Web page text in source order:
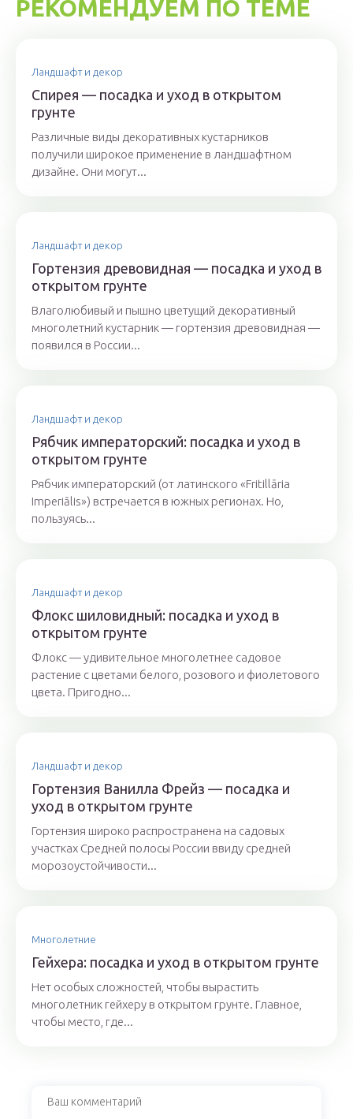
РЕКОМЕНДУЕМ ПО ТЕМЕ
Ландшафт и декор
Спирея — посадка и уход в открытом
грунте
Различные виды декоративных кустарников
получили широкое применение в ландшафтном
дизайне. Они могут...
Ландшафт и декор
Гортензия древовидная — посадка и уход в
открытом грунте
Влаголюбивый и пышно цветущий декоративный
многолетний кустарник — гортензия древовидная —
появился в России...
Ландшафт и декор
Рябчик императорский: посадка и уход в
открытом грунте
Рябчик императорский (от латинского «Fritillāria
Imperiālis») встречается в южных регионах. Но,
пользуясь...
Ландшафт и декор
Флокс шиловидный: посадка и уход в
открытом грунте
Флокс — удивительное многолетнее садовое
растение с цветами белого, розового и фиолетового
цвета. Пригодно...
Ландшафт и декор
Гортензия Ванилла Фрейз — посадка и
уход в открытом грунте
Гортензия широко распространена на садовых
участках Средней полосы России ввиду средней
морозоустойчивости...
Многолетние
Гейхера: посадка и уход в открытом грунте
Нет особых сложностей, чтобы вырастить
многолетник гейхеру в открытом грунте. Главное,
чтобы место, где...